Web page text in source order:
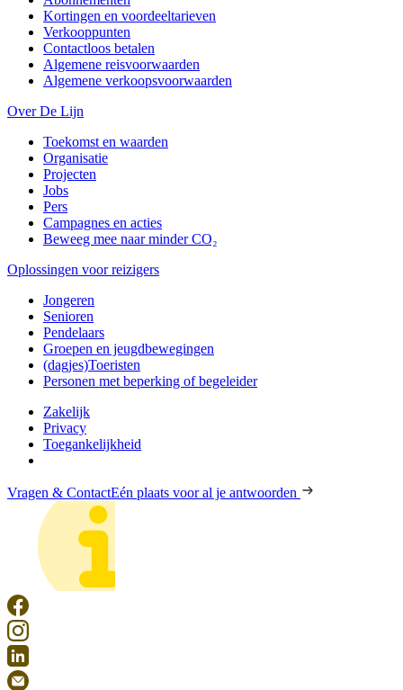
Kortingen en voordeeltarieven
Verkooppunten
Contactloos betalen
Algemene reisvoorwaarden
Algemene verkoopsvoorwaarden
Over De Lijn
Toekomst en waarden
Organisatie
Projecten
Jobs
Pers
Campagnes en acties
Beweeg mee naar minder CO₂
Oplossingen voor reizigers
Jongeren
Senioren
Pendelaars
Groepen en jeugdbewegingen
(dagjes)Toeristen
Personen met beperking of begeleider
Zakelijk
Privacy
Toegankelijkheid
Vragen & ContactEén plaats voor al je antwoorden